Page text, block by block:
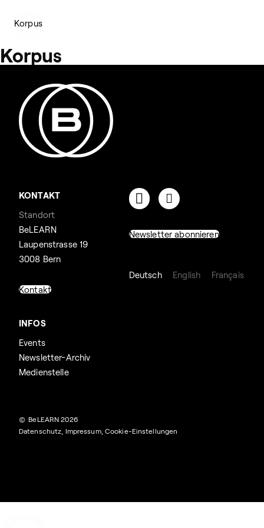
Korpus
Korpus
KONTAKT
Standort
BeLEARN
Laupenstrasse 19
3008 Bern
Kontakt
INFOS
Events
Newsletter-Archiv
Medienstelle
Newsletter abonnieren
Deutsch English Français
© BeLEARN 2026
Datenschutz Impressum, Cookie-Einstellungen